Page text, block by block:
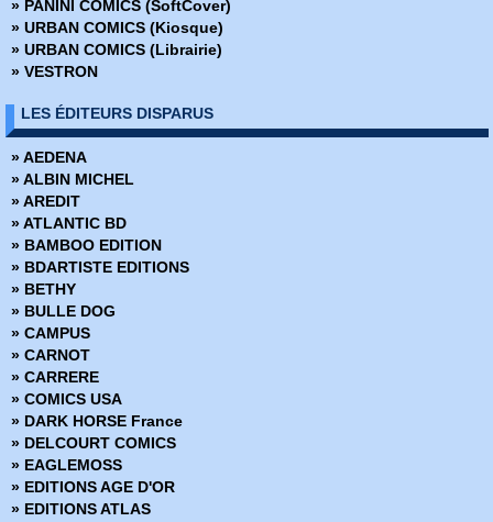
» Danger Girl
» Daredevil
» DC vs Marvel
» Dirty Pair
» DV8
» Facteur-X
» Fathom
» Futurians
» Gate Crasher
» Gen13
» Gen13 Hors Série
» Generation DC
» Ghost
» Ghost Rider
» Hellcop
» Hulk
» Image Comics
» JLA
» JLA - Avengers
» Just Imagine Stan Lee's…
» Kin
» Kiss Psycho Circus
» La Bataille des planètes
» PANINI COMICS (SoftCover)
» URBAN COMICS (Kiosque)
» URBAN COMICS (Librairie)
» VESTRON
LES ÉDITEURS DISPARUS
» AEDENA
» ALBIN MICHEL
» AREDIT
» ATLANTIC BD
» BAMBOO EDITION
» BDARTISTE EDITIONS
» BETHY
» BULLE DOG
» CAMPUS
» CARNOT
» CARRERE
» COMICS USA
» DARK HORSE France
» DELCOURT COMICS
» EAGLEMOSS
» EDITIONS AGE D'OR
» EDITIONS ATLAS